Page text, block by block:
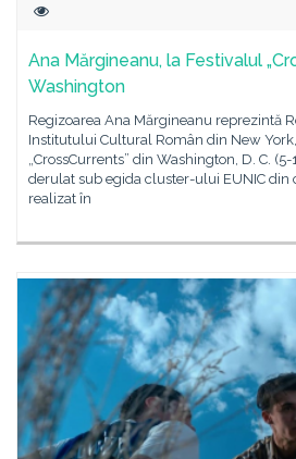
Ana Mărgineanu, la Festivalul
Washington
Regizoarea Ana Mărgineanu reprezintă
Institutului Cultural Român din New
„CrossCurrents” din Washington, D. C.
derulat sub egida cluster-ului EUNIC din
realizat în